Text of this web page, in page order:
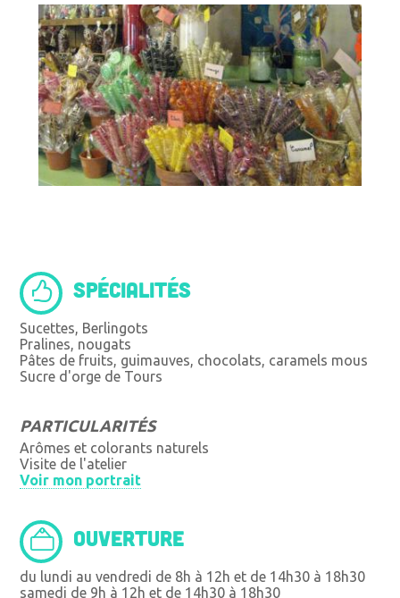
SPÉCIALITÉS
Sucettes, Berlingots
Pralines, nougats
Pâtes de fruits, guimauves, chocolats, caramels mous
Sucre d'orge de Tours
PARTICULARITÉS
Arômes et colorants naturels
Visite de l'atelier
Voir mon portrait
OUVERTURE
du lundi au vendredi de 8h à 12h et de 14h30 à 18h30
samedi de 9h à 12h et de 14h30 à 18h30